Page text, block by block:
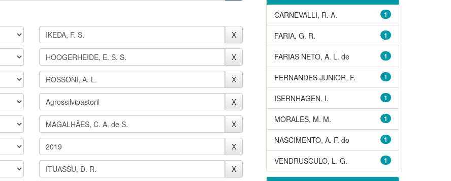
1
CARNEVALLI, R. A.
1
FARIA, G. R.
1
FARIAS NETO, A. L. de
1
FERNANDES JUNIOR, F.
1
ISERNHAGEN, I.
1
MORALES, M. M.
1
NASCIMENTO, A. F. do
1
VENDRUSCULO, L. G.